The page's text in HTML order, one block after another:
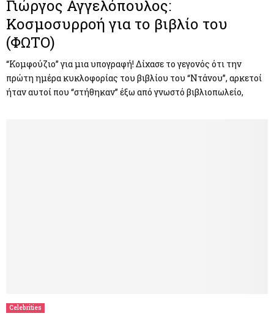
Γιώργος Αγγελόπουλος:
Κοσμοσυρροή για το βιβλίο του
(ΦΩΤΟ)
“Κομφούζιο” για μια υπογραφή! Δίχασε το γεγονός ότι την
πρώτη ημέρα κυκλοφορίας του βιβλίου του “Ντάνου”, αρκετοί
ήταν αυτοί που “στήθηκαν” έξω από γνωστό βιβλιοπωλείο,
Celebrities